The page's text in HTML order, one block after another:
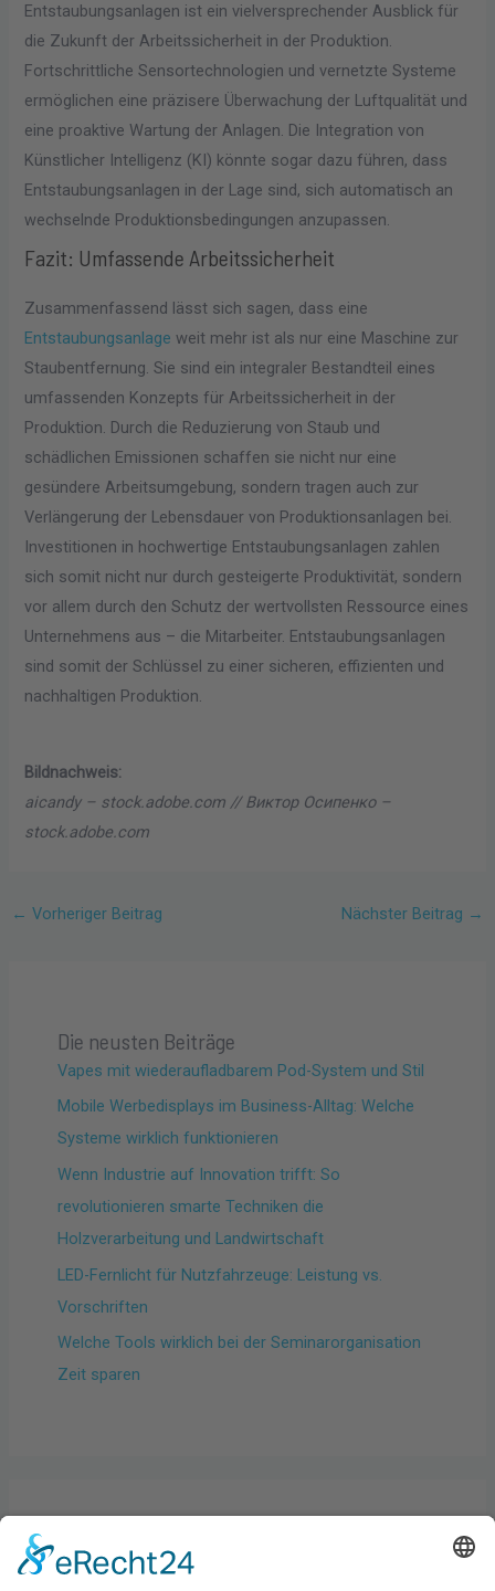
Entstaubungsanlagen ist ein vielversprechender Ausblick für
die Zukunft der Arbeitssicherheit in der Produktion.
Fortschrittliche Sensortechnologien und vernetzte Systeme
ermöglichen eine präzisere Überwachung der Luftqualität und
eine proaktive Wartung der Anlagen. Die Integration von
Künstlicher Intelligenz (KI) könnte sogar dazu führen, dass
Entstaubungsanlagen in der Lage sind, sich automatisch an
wechselnde Produktionsbedingungen anzupassen.
Fazit: Umfassende Arbeitssicherheit
Zusammenfassend lässt sich sagen, dass eine
Entstaubungsanlage weit mehr ist als nur eine Maschine zur
Staubentfernung. Sie sind ein integraler Bestandteil eines
umfassenden Konzepts für Arbeitssicherheit in der
Produktion. Durch die Reduzierung von Staub und
schädlichen Emissionen schaffen sie nicht nur eine
gesündere Arbeitsumgebung, sondern tragen auch zur
Verlängerung der Lebensdauer von Produktionsanlagen bei.
Investitionen in hochwertige Entstaubungsanlagen zahlen
sich somit nicht nur durch gesteigerte Produktivität, sondern
vor allem durch den Schutz der wertvollsten Ressource eines
Unternehmens aus – die Mitarbeiter. Entstaubungsanlagen
sind somit der Schlüssel zu einer sicheren, effizienten und
nachhaltigen Produktion.
Bildnachweis:
aicandy – stock.adobe.com // Виктор Осипенко –
stock.adobe.com
← Vorheriger Beitrag Nächster Beitrag →
Die neusten Beiträge
Vapes mit wiederaufladbarem Pod-System und Stil
Mobile Werbedisplays im Business-Alltag: Welche
Systeme wirklich funktionieren
Wenn Industrie auf Innovation trifft: So
revolutionieren smarte Techniken die
Holzverarbeitung und Landwirtschaft
LED-Fernlicht für Nutzfahrzeuge: Leistung vs.
Vorschriften
Welche Tools wirklich bei der Seminarorganisation
Zeit sparen
Kategorien